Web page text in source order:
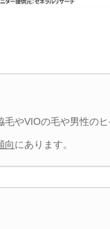
毛やVIOの毛や男性の
向にあります。